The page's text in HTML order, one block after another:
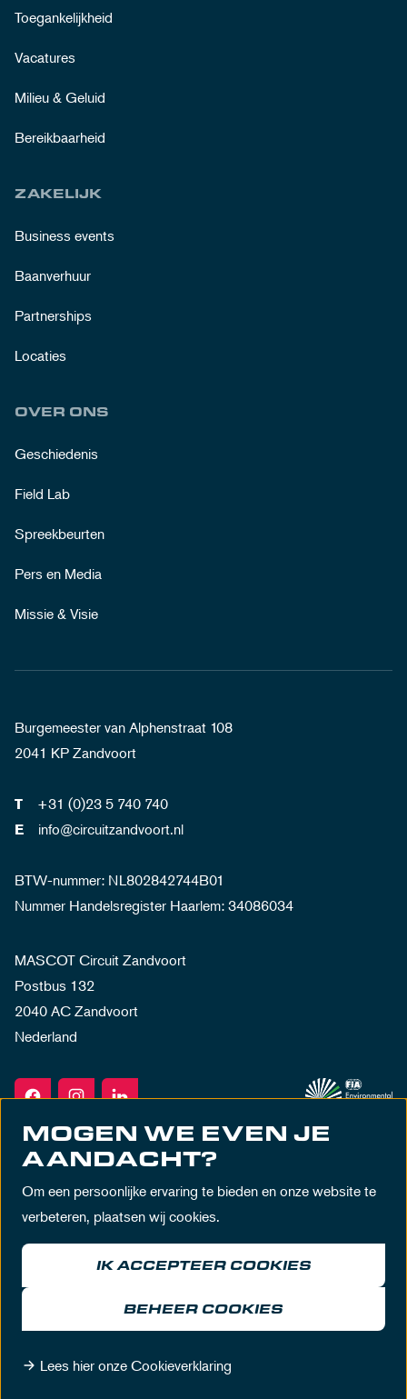
Toegankelijkheid
Vacatures
Milieu & Geluid
Bereikbaarheid
ZAKELIJK
Business events
Baanverhuur
Partnerships
Locaties
OVER ONS
Geschiedenis
Field Lab
Spreekbeurten
Pers en Media
Missie & Visie
Burgemeester van Alphenstraat 108
2041 KP Zandvoort
T +31 (0)23 5 740 740
E info@circuitzandvoort.nl
BTW-nummer: NL802842744B01
Nummer Handelsregister Haarlem: 34086034
MASCOT Circuit Zandvoort
Postbus 132
2040 AC Zandvoort
Nederland
© MASCOT Circuit Zandvoort 2026
Algemene voorwaarden Privacy policy
Huisregels
MOGEN WE EVEN JE
AANDACHT?
Om een persoonlijke ervaring te bieden en onze website te
verbeteren, plaatsen wij cookies.
IK ACCEPTEER COOKIES
BEHEER COOKIES
Lees hier onze Cookieverklaring